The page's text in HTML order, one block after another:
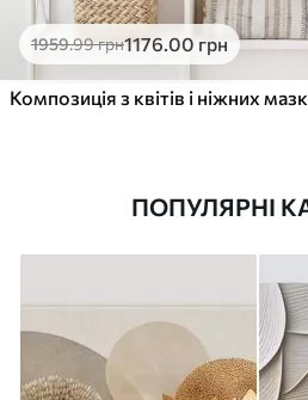
1959.99грн1176.00 грн
ПОПУЛЯРНІ